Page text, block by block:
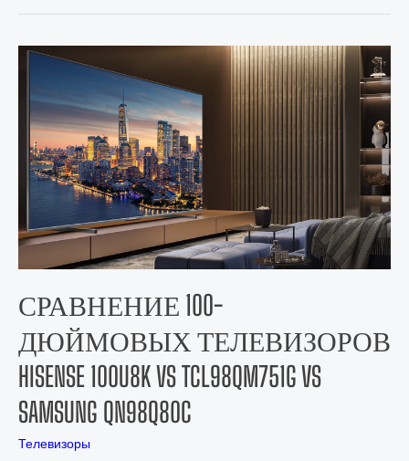
СРАВНЕНИЕ 100-
ДЮЙМОВЫХ ТЕЛЕВИЗОРОВ
HISENSE 100U8K VS TCL98QM751G VS
SAMSUNG QN98Q80C
Телевизоры